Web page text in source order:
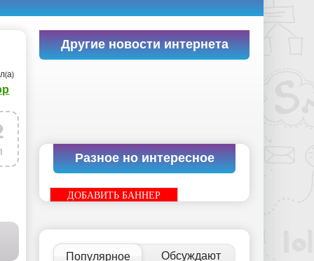
Другие новости интернета
Разное но интересное
ДОБАВИТЬ БАННЕР
Популярное Обсуждают